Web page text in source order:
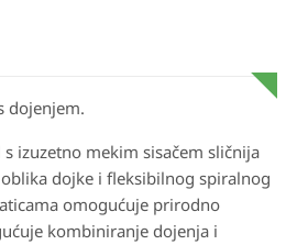
dojenjem.
s izuzetno mekim sisačem sličnija
dojke i fleksibilnog spiralnog
omogućuje prirodno
kombiniranje dojenja i